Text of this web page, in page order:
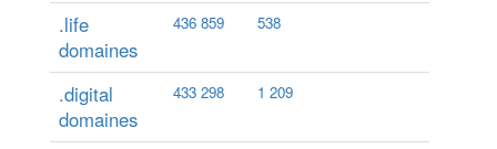
.life
domaines
436 859 538
.digital
domaines
433 298 1 209